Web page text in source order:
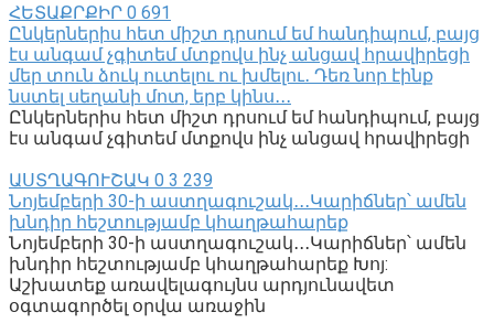
ՀԵՏԱՔՐՔԻՐ 0 691
Ընկերներիս հետ միշտ դրսում եմ հանդիպում, բայց
էս անգամ չգիտեմ մտքովս ինչ անցավ հրավիրեցի
մեր տուն ձուկ ուտելու ու խմելու․ Դեռ նոր էինք
նստել սեղանի մոտ, երբ կինս․․․
Ընկերներիս հետ միշտ դրսում եմ հանդիպում, բայց
էս անգամ չգիտեմ մտքովս ինչ անցավ հրավիրեցի
ԱՍՏՂԱԳՈՒՇԱԿ 0 3 239
Նոյեմբերի 30-ի աստղագուշակ․․․Կարիճներ՝ ամեն
խնդիր հեշտությամբ կհաղթահարեք
Նոյեմբերի 30-ի աստղագուշակ․․․Կարիճներ՝ ամեն
խնդիր հեշտությամբ կհաղթահարեք Խոյ:
Աշխատեք առավելագույնս արդյունավետ
օգտագործել օրվա առաջին